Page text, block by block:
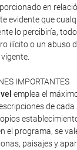
en
evidente que
lo percibiría,
ilícito o un abuso
IMPORTANTES
emplea el
de
el programa, se
paisajes y